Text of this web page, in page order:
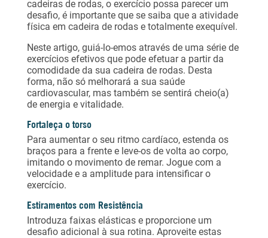
cadeiras de rodas, o exercício possa parecer um
desafio, é importante que se saiba que a atividade
física em cadeira de rodas e totalmente exequível.
Neste artigo, guiá-lo-emos através de uma série de
exercícios efetivos que pode efetuar a partir da
comodidade da sua cadeira de rodas. Desta
forma, não só melhorará a sua saúde
cardiovascular, mas também se sentirá cheio(a)
de energia e vitalidade.
Fortaleça o torso
Para aumentar o seu ritmo cardíaco, estenda os
braços para a frente e leve-os de volta ao corpo,
imitando o movimento de remar. Jogue com a
velocidade e a amplitude para intensificar o
exercício.
Estiramentos com Resistência
Introduza faixas elásticas e proporcione um
desafio adicional à sua rotina. Aproveite estas